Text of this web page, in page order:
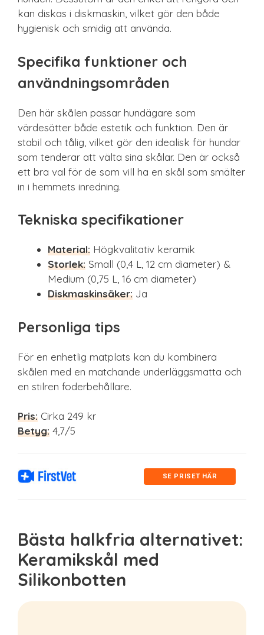
kan diskas i diskmaskin, vilket gör den både
hygienisk och smidig att använda.
Specifika funktioner och
användningsområden
Den här skålen passar hundägare som
värdesätter både estetik och funktion. Den är
stabil och tålig, vilket gör den idealisk för hundar
som tenderar att välta sina skålar. Den är också
ett bra val för de som vill ha en skål som smälter
in i hemmets inredning.
Tekniska specifikationer
Material: Högkvalitativ keramik
Storlek: Small (0,4 L, 12 cm diameter) &
Medium (0,75 L, 16 cm diameter)
Diskmaskinsäker: Ja
Personliga tips
För en enhetlig matplats kan du kombinera
skålen med en matchande underläggsmatta och
en stilren foderbehållare.
Pris: Cirka 249 kr
Betyg: 4,7/5
SE PRISET HÄR
Bästa halkfria alternativet:
Keramikskål med
Silikonbotten